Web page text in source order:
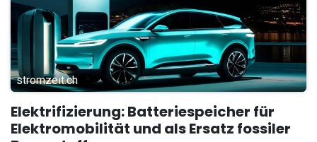
stromzeit.ch
Elektrifizierung: Batteriespeicher für
Elektromobilität und als Ersatz fossiler